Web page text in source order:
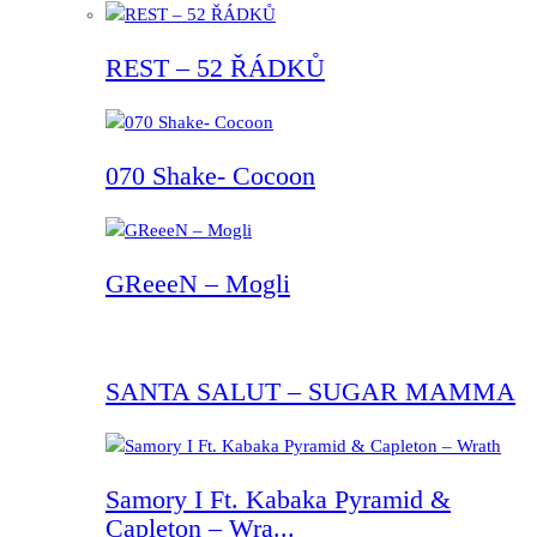
REST – 52 ŘÁDKŮ
070 Shake- Cocoon
GReeeN – Mogli
SANTA SALUT – SUGAR MAMMA
Samory I Ft. Kabaka Pyramid &
Capleton – Wra...